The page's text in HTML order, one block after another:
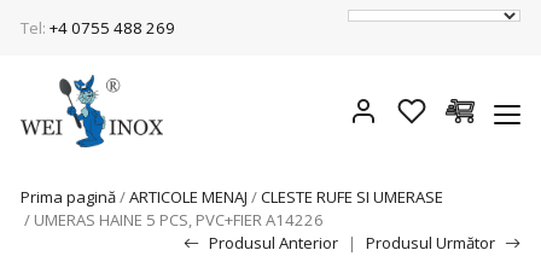
Tel: +4 0755 488 269
Prima pagină/ARTICOLE MENAJ /CLESTE RUFE SI UMERASE
/ UMERAS HAINE 5 PCS, PVC+FIER A14226
Produsul Anterior
| Produsul Următor